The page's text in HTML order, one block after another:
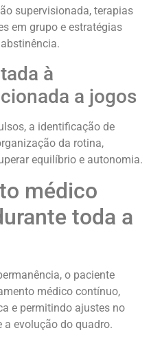
supervisionada, terapias
em grupo e estratégias
à
a jogos
a identificação de
da rotina,
equilíbrio e autonomia.
médico
toda a
o paciente
médico contínuo,
e permitindo ajustes no
evolução do quadro.